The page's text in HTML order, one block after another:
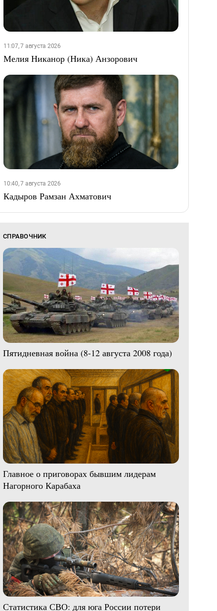
11:07, 7 августа 2026
Мелия Никанор (Ника) Анзорович
10:40, 7 августа 2026
Кадыров Рамзан Ахматович
СПРАВОЧНИК
Пятидневная война (8-12 августа 2008 года)
Главное о приговорах бывшим лидерам
Нагорного Карабаха
Статистика СВО: для юга России потери